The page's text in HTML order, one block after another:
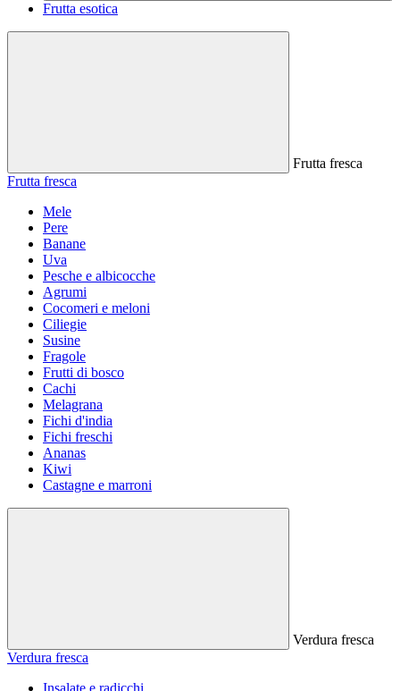
Frutta esotica
Frutta fresca
Frutta fresca
Mele
Pere
Banane
Uva
Pesche e albicocche
Agrumi
Cocomeri e meloni
Ciliegie
Susine
Fragole
Frutti di bosco
Cachi
Melagrana
Fichi d'india
Fichi freschi
Ananas
Kiwi
Castagne e marroni
Verdura fresca
Verdura fresca
Insalate e radicchi